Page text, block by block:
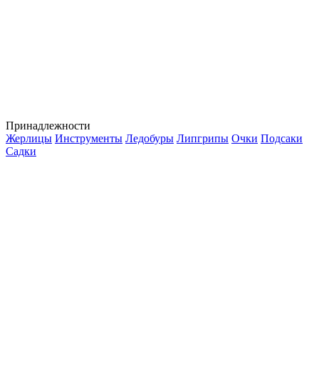
Принадлежности
Жерлицы Инструменты Ледобуры Липгрипы Очки Подсаки
Садки